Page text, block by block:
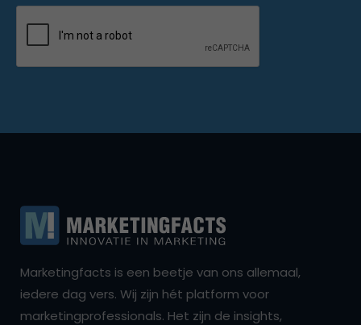
Marketingfacts is een beetje van ons allemaal,
iedere dag vers. Wij zijn hét platform voor
marketingprofessionals. Het zijn de insights,